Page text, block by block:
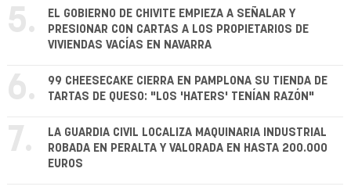
5.
EL GOBIERNO DE CHIVITE EMPIEZA A SEÑALAR Y
PRESIONAR CON CARTAS A LOS PROPIETARIOS DE
VIVIENDAS VACÍAS EN NAVARRA
6.
99 CHEESECAKE CIERRA EN PAMPLONA SU TIENDA DE
TARTAS DE QUESO: "LOS 'HATERS' TENÍAN RAZÓN"
7.
LA GUARDIA CIVIL LOCALIZA MAQUINARIA INDUSTRIAL
ROBADA EN PERALTA Y VALORADA EN HASTA 200.000
EUROS